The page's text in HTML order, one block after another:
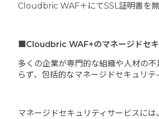
Cloudbric WAF＋にてSSL証明書を無
■Cloudbric WAF+のマネージドセキ
多くの企業が専門的な組織や人材の
らず、包括的なマネージドセキュリ
マネージドセキュリティサービスには